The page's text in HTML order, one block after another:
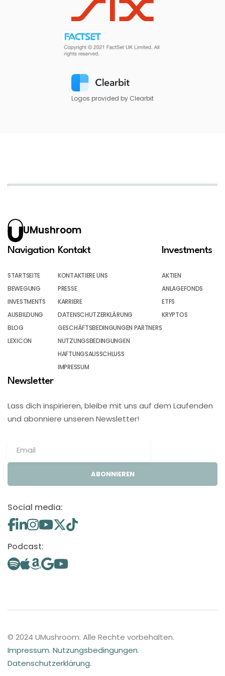
Logos provided by Clearbit
UMushroom
Navigation
STARTSEITE
BEWEGUNG
INVESTMENTS
AUSBILDUNG
BLOG
LEXICON
Kontakt
KONTAKTIERE UNS
PRESSE
KARRIERE
DATENSCHUTZERKLÄRUNG
GESCHÄFTSBEDINGUNGEN PARTNERS
NUTZUNGSBEDINGUNGEN
HAFTUNGSAUSSCHLUSS
IMPRESSUM
Investments
AKTIEN
ANLAGEFONDS
ETFS
KRYPTOS
Newsletter
Lass dich inspirieren, bleibe mit uns auf dem Laufenden
und abonniere unseren Newsletter!
ABONNIEREN
Social media:
Podcast:
© 2024 UMushroom. Alle Rechte vorbehalten.
Impressum. Nutzungsbedingungen.
Datenschutzerklärung.